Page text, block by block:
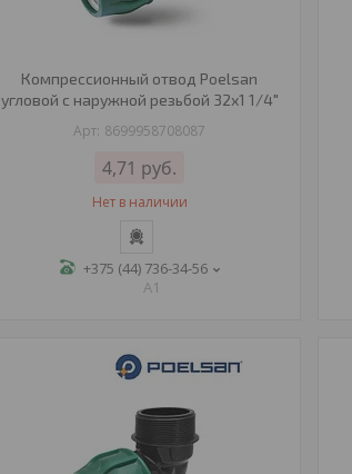
Компрессионный отвод Poelsan
угловой с наружной резьбой 32х1 1/4"
8699958708087
4,71 руб.
Нет в наличии
+375 (44) 736-34-56
A1